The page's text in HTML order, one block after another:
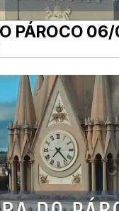
PÁROCO